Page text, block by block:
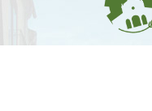
Las pistas